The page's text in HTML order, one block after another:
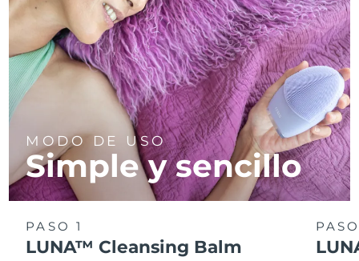
MODO DE USO
Simple y sencillo
PASO 1
LUNA™ Cleansing Balm